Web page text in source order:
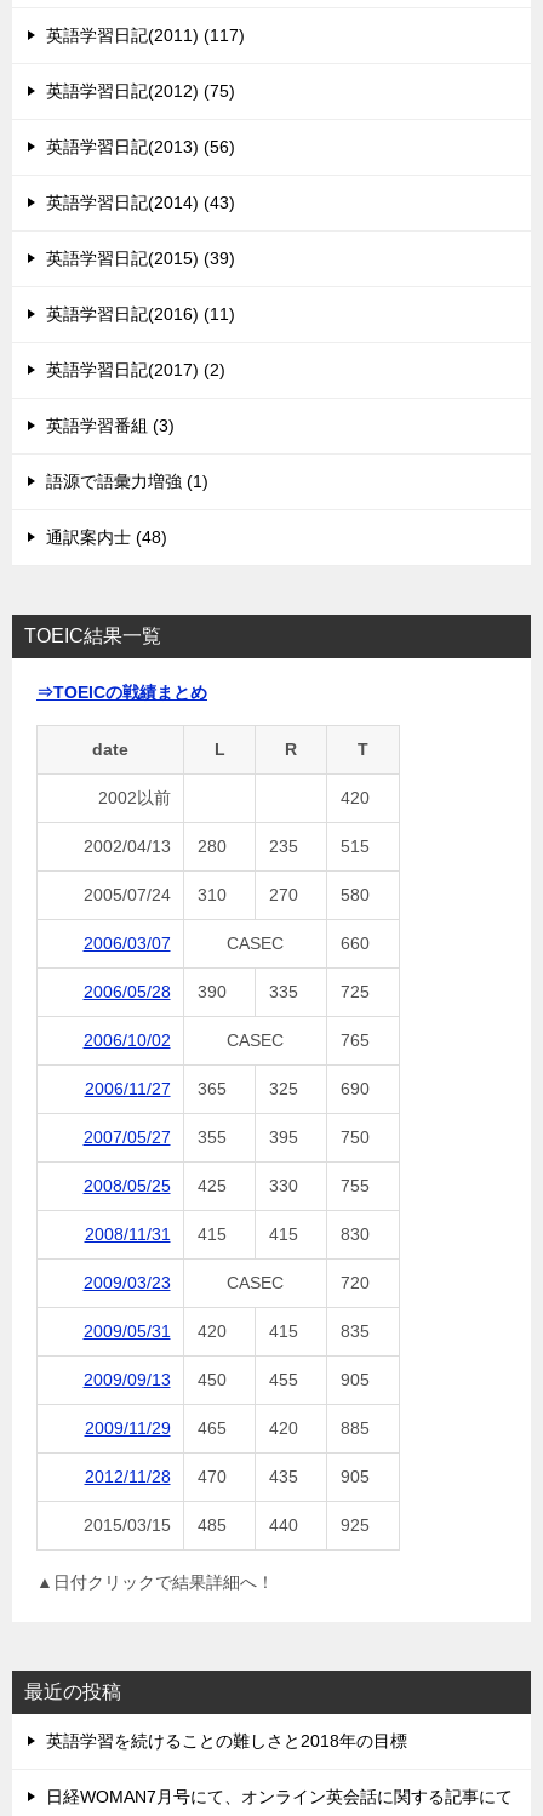
英語学習日記(2011) (117)
英語学習日記(2012) (75)
英語学習日記(2013) (56)
英語学習日記(2014) (43)
英語学習日記(2015) (39)
英語学習日記(2016) (11)
英語学習日記(2017) (2)
英語学習番組 (3)
語源で語彙力増強 (1)
通訳案内士 (48)
TOEIC結果一覧
⇒TOEICの戦績まとめ
date L R T
2002以前 420
2002/04/13 280 235 515
2005/07/24 310 270 580
2006/03/07 CASEC 660
2006/05/28 390 335 725
2006/10/02 CASEC 765
2006/11/27 365 325 690
2007/05/27 355 395 750
2008/05/25 425 330 755
2008/11/31 415 415 830
2009/03/23 CASEC 720
2009/05/31 420 415 835
2009/09/13 450 455 905
2009/11/29 465 420 885
2012/11/28 470 435 905
2015/03/15 485 440 925
▲日付クリックで結果詳細へ！
最近の投稿
英語学習を続けることの難しさと2018年の目標
日経WOMAN7月号にて、オンライン英会話に関する記事にて